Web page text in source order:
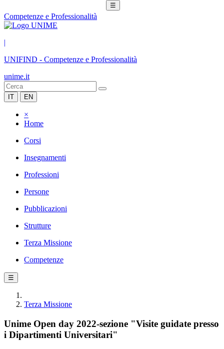
☰
Competenze e Professionalità
|
UNIFIND - Competenze e Professionalità
unime.it
IT EN
×
Home
Corsi
Insegnamenti
Professioni
Persone
Pubblicazioni
Strutture
Terza Missione
Competenze
☰
Terza Missione
Unime Open day 2022-sezione "Visite guidate presso
i Dipartimenti Universitari"